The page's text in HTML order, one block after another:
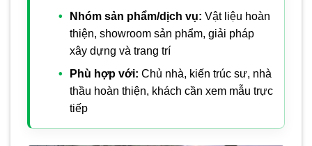
Nhóm sản phẩm/dịch vụ: Vật liệu hoàn
thiện, showroom sản phẩm, giải pháp
xây dựng và trang trí
Phù hợp với: Chủ nhà, kiến trúc sư, nhà
thầu hoàn thiện, khách cần xem mẫu trực
tiếp